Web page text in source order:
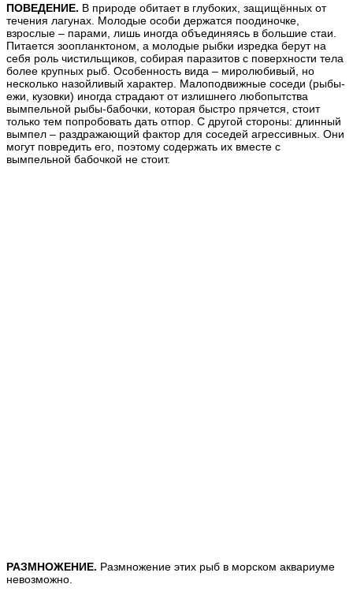
ПОВЕДЕНИЕ. В природе обитает в глубоких, защищённых от
течения лагунах. Молодые особи держатся поодиночке,
взрослые – парами, лишь иногда объединяясь в большие стаи.
Питается зоопланктоном, а молодые рыбки изредка берут на
себя роль чистильщиков, собирая паразитов с поверхности тела
более крупных рыб. Особенность вида – миролюбивый, но
несколько назойливый характер. Малоподвижные соседи (рыбы-
ежи, кузовки) иногда страдают от излишнего любопытства
вымпельной рыбы-бабочки, которая быстро прячется, стоит
только тем попробовать дать отпор. С другой стороны: длинный
вымпел – раздражающий фактор для соседей агрессивных. Они
могут повредить его, поэтому содержать их вместе с
вымпельной бабочкой не стоит.
РАЗМНОЖЕНИЕ. Размножение этих рыб в морском аквариуме
невозможно.